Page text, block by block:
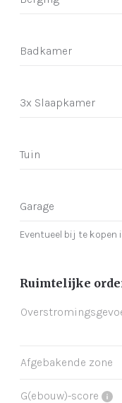
Badkamer
3x Slaapkamer
Tuin
Garage
Eventueel bij te kopen
Ruimtelijke
Afgebakende zone
G(ebouw)-score